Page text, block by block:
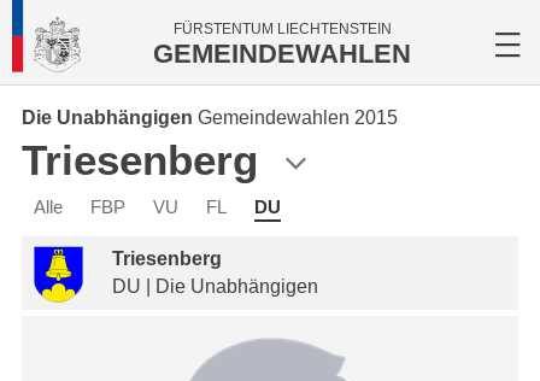
FÜRSTENTUM LIECHTENSTEIN
GEMEINDEWAHLEN
Die Unabhängigen Gemeindewahlen 2015
Triesenberg
Alle FBP VU FL DU
Triesenberg
DU | Die Unabhängigen